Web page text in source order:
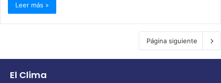
Leer más »
Página siguiente
El Clima